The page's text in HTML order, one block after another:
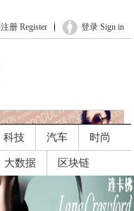
登录 Sign in
注册 Register
科技 汽车 时尚
大数据 区块链